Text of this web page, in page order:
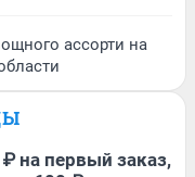
ассорти на
на первый заказ,